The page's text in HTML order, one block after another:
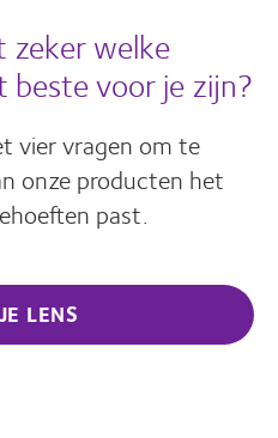
zeker welke
voor je zijn?
vier vragen om te
onze producten het
past.
LENS